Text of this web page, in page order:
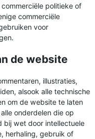
politieke of
commerciële
voor
de website
illustraties,
alsook alle technische
om de website te laten
onderdelen die op
bij wet door intellectuele
herhaling, gebruik of